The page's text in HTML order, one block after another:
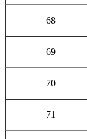
68
69
70
71